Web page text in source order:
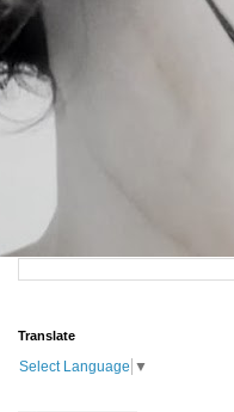
Translate
Select Language ▼